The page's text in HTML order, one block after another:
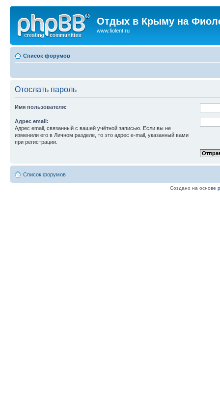
Отдых в Крыму на
www.fiolent.ru
Список форумов
Отослать пароль
Имя пользователя:
Адрес email:
Адрес email, связанный с вашей учётной записью. Если вы не
изменили его в Личном разделе, то это адрес e-mail, указанный вами
при регистрации.
Список форумов
Создано на основе